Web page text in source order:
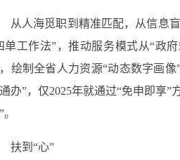
从人海觅职到精准匹配，从信息
单工作法”，推动服务模式从“政
绘制全省人力资源“动态数字画
办”，仅2025年就通过“免申即享
扶到“心”